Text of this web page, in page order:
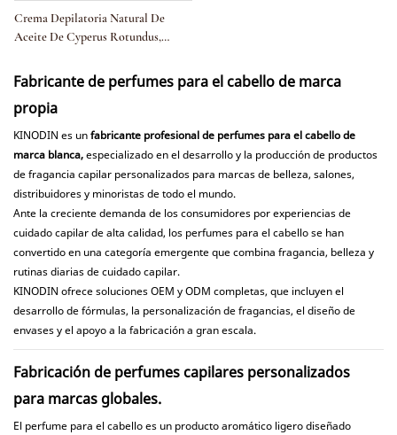
Crema Depilatoria Natural De
Aceite De Cyperus Rotundus,
Crecimiento Del Vello No Deseado,
Reduce Los Poros, 60 Ml
Fabricante de perfumes para el cabello de marca
propia
KINODIN es unfabricante profesional de perfumes para el cabello de
marca blanca,especializado en el desarrollo y la producción de productos
de fragancia capilar personalizados para marcas de belleza, salones,
distribuidores y minoristas de todo el mundo.
Ante la creciente demanda de los consumidores por experiencias de
cuidado capilar de alta calidad, los perfumes para el cabello se han
convertido en una categoría emergente que combina fragancia, belleza y
rutinas diarias de cuidado capilar.
KINODIN ofrece soluciones OEM y ODM completas, que incluyen el
desarrollo de fórmulas, la personalización de fragancias, el diseño de
envases y el apoyo a la fabricación a gran escala.
Fabricación de perfumes capilares personalizados
para marcas globales.
El perfume para el cabello es un producto aromático ligero diseñado